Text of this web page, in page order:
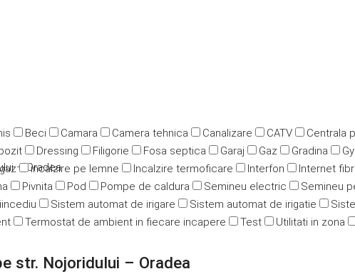
Beci Camara Camera tehnica Canalizare CATV Centrala
Dressing Filigorie Fosa septica Garaj Gaz Gradina
incalzire pe lemne Incalzire termoficare Interfon Internet
Pivnita Pod Pompe de caldura Semineu electric Semineu
Sistem automat de irigare Sistem automat de irigatie
Termostat de ambient in fiecare incapere Test Utilitati in zona
– Oradea
str. Nojoridului – Oradea